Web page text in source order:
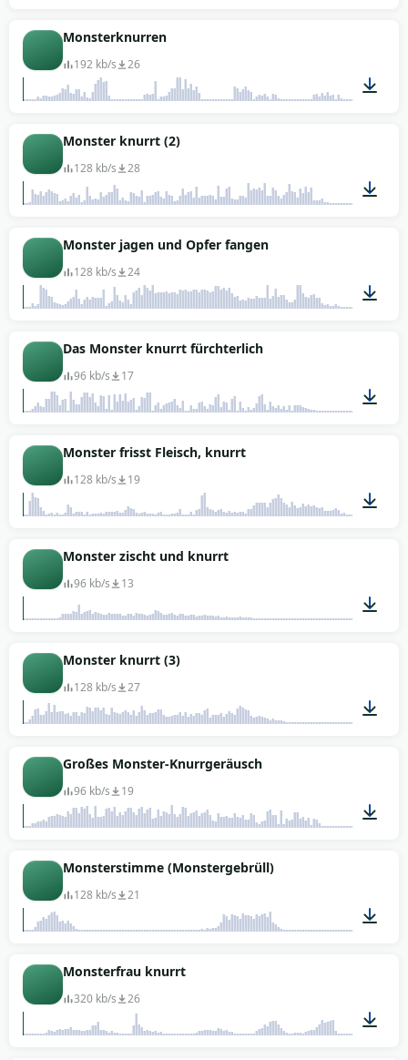
Monsterknurren
192 kb/s 26
Monster knurrt (2)
128 kb/s 28
Monster jagen und Opfer fangen
128 kb/s 24
Das Monster knurrt fürchterlich
96 kb/s 17
Monster frisst Fleisch, knurrt
128 kb/s 19
Monster zischt und knurrt
96 kb/s 13
Monster knurrt (3)
128 kb/s 27
Großes Monster-Knurrgeräusch
96 kb/s 19
Monsterstimme (Monstergebrüll)
128 kb/s 21
Monsterfrau knurrt
320 kb/s 26